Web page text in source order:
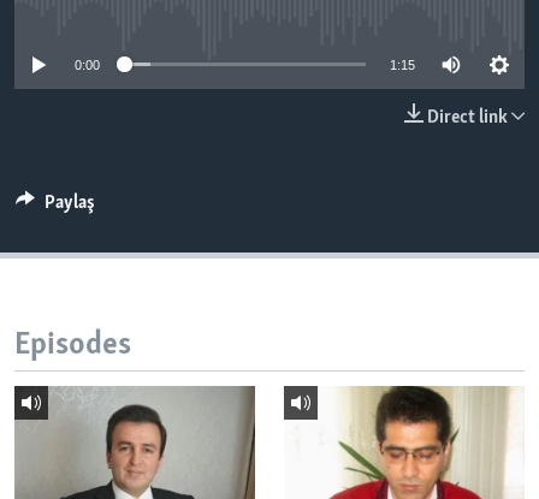
BIZI IZLƏYIN
0:00 1:15
Direct link
Paylaş
Episodes